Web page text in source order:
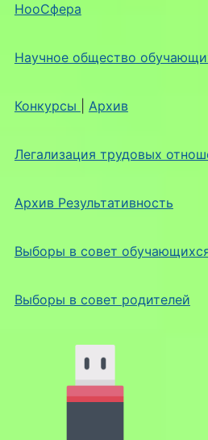
НооСфера
Научное общество
Конкурсы Архив
Легализация трудовых
Архив Результативность
Выборы в совет
Выборы в совет родителей